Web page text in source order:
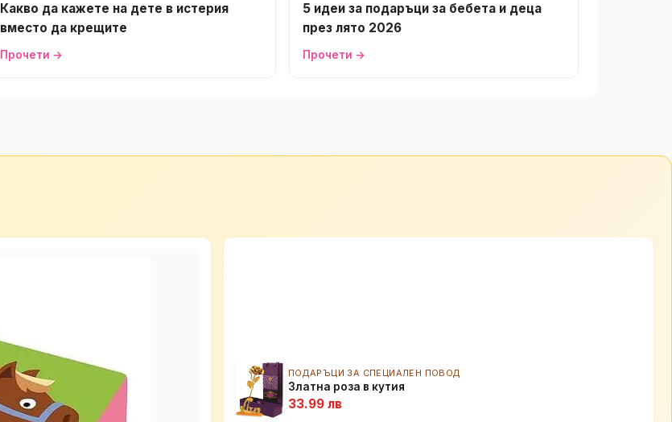
Какво да кажете на дете в истерия
вместо да крещите
Прочети →
5 идеи за подаръци за бебета и деца
през лято 2026
Прочети →
ПОДАРЪЦИ ЗА СПЕЦИАЛЕН ПОВОД
Златна роза в кутия
33.99 лв